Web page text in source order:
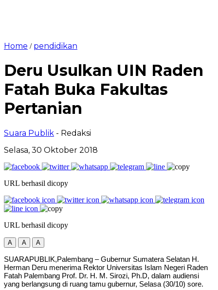
Home / pendidikan
Deru Usulkan UIN Raden
Fatah Buka Fakultas
Pertanian
Suara Publik - Redaksi
Selasa, 30 Oktober 2018
URL berhasil dicopy
URL berhasil dicopy
A A A
SUARAPUBLIK,Palembang – Gubernur Sumatera Selatan H.
Herman Deru menerima Rektor Universitas Islam Negeri Raden
Fatah Palembang Prof. Dr. H. M. Sirozi, Ph.D, dalam audiensi
yang berlangsung di ruang tamu gubernur, Selasa (30/10) sore.